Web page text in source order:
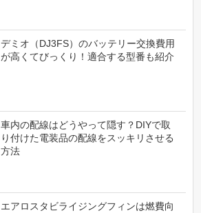
デミオ（DJ3FS）のバッテリー交換費用
が高くてびっくり！適合する型番も紹介
車内の配線はどうやって隠す？DIYで取
り付けた電装品の配線をスッキリさせる
方法
エアロスタビライジングフィンは燃費向